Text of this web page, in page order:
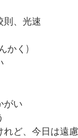
Italiano
則、光速
かく)
がい
ど、今日は遠